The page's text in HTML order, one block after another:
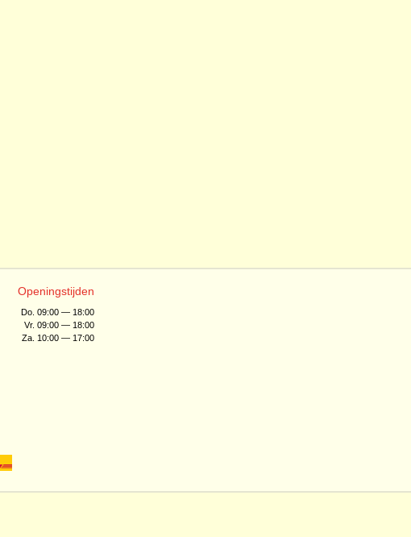
Openingstijden
Do. 09:00 — 18:00
Vr. 09:00 — 18:00
Za. 10:00 — 17:00